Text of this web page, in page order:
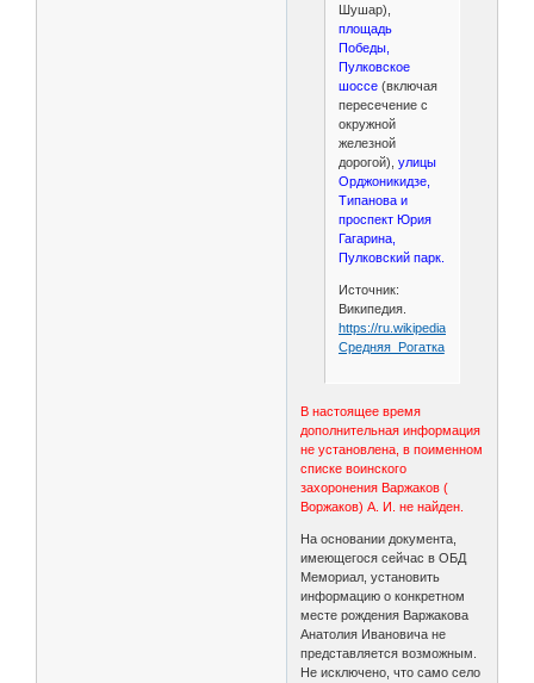
Шушар),
площадь
Победы,
Пулковское
шоссе (включая
пересечение с
окружной
железной
дорогой), улицы
Орджоникидзе,
Типанова и
проспект Юрия
Гагарина,
Пулковский парк.
Источник:
Википедия.
https://ru.wikipedia.org/wiki/
Средняя_Рогатка
В настоящее время
дополнительная информация
не установлена, в поименном
списке воинского
захоронения Варжаков (
Воржаков) А. И. не найден.
На основании документа,
имеющегося сейчас в ОБД
Мемориал, установить
информацию о конкретном
месте рождения Варжакова
Анатолия Ивановича не
представляется возможным.
Не исключено, что само село